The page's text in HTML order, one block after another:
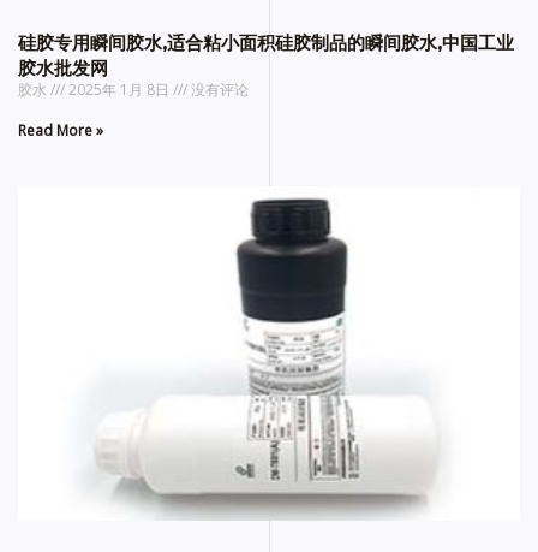
硅胶专用瞬间胶水,适合粘小面积硅胶制品的瞬间胶水,中国工业
胶水批发网
胶水 2025年 1月 8日
没有评论
Read More »